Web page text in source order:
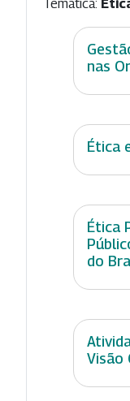
Temática:
nas
Ética
Ética
do
Visão